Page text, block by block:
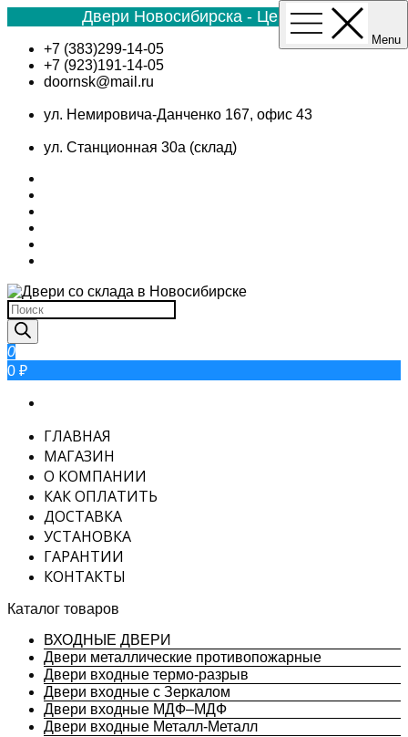
Двери Новосибирска - Цена №1
Skip
content
+7 (383)299-14-05
+7 (923)191-14-05
doornsk@mail.ru
ул. Немировича-Данченко 167, офис 43
ул. Станционная 30а (склад)
Поиск
товаров
0
0 ₽
Menu
ГЛАВНАЯ
МАГАЗИН
О КОМПАНИИ
КАК ОПЛАТИТЬ
ДОСТАВКА
УСТАНОВКА
ГАРАНТИИ
КОНТАКТЫ
Каталог товаров
ВХОДНЫЕ ДВЕРИ
Двери металлические противопожарные
Двери входные термо-разрыв
Двери входные с Зеркалом
Двери входные МДФ–МДФ
Двери входные Металл-Металл